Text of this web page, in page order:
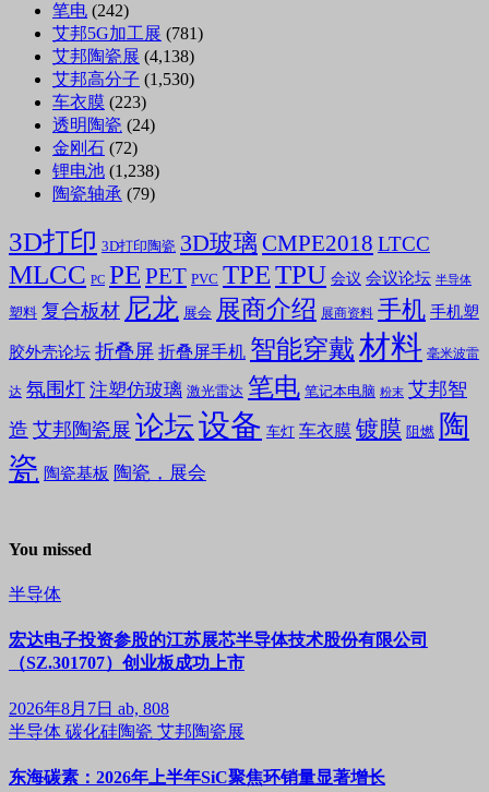
笔电 (242)
艾邦5G加工展 (781)
艾邦陶瓷展 (4,138)
艾邦高分子 (1,530)
车衣膜 (223)
透明陶瓷 (24)
金刚石 (72)
锂电池 (1,238)
陶瓷轴承 (79)
3D打印 3D打印陶瓷 3D玻璃 CMPE2018 LTCC
MLCC PC PE PET PVC TPETPU 会议 会议论坛 半导体
塑料 复合板材 尼龙 展会 展商介绍 展商资料 手机 手机塑
胶外壳论坛 折叠屏 折叠屏手机 智能穿戴材料 毫米波雷
达 氛围灯 注塑仿玻璃 激光雷达 笔电 笔记本电脑 粉末 艾邦智
造 艾邦陶瓷展 论坛设备 车灯 车衣膜 镀膜 阻燃 陶
瓷 陶瓷基板 陶瓷，展会
You missed
半导体
宏达电子投资参股的江苏展芯半导体技术股份有限公司
（SZ.301707）创业板成功上市
2026年8月7日 ab, 808
半导体 碳化硅陶瓷 艾邦陶瓷展
东海碳素：2026年上半年SiC聚焦环销量显著增长